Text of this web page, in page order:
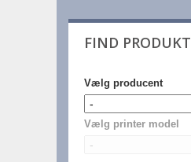
FIND PRODUKT
Vælg producent
Vælg printer model